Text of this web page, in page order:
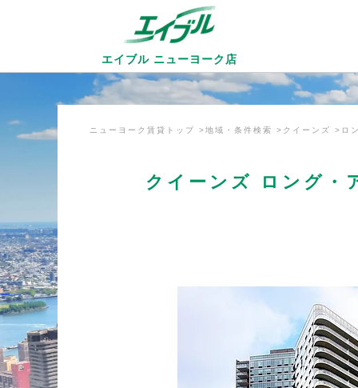
エイブル ニューヨーク店
ニューヨーク賃貸トップ 地域・条件検索 クイーンズ ロ
クイーンズ ロング・